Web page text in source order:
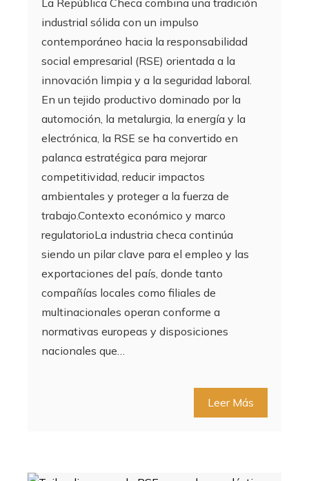
industrial sólida con un impulso
contemporáneo hacia la responsabilidad
social empresarial (RSE) orientada a la
innovación limpia y a la seguridad laboral.
En un tejido productivo dominado por la
automoción, la metalurgia, la energía y la
electrónica, la RSE se ha convertido en
palanca estratégica para mejorar
competitividad, reducir impactos
ambientales y proteger a la fuerza de
trabajo.Contexto económico y marco
regulatorioLa industria checa continúa
siendo un pilar clave para el empleo y las
exportaciones del país, donde tanto
compañías locales como filiales de
multinacionales operan conforme a
normativas europeas y disposiciones
nacionales que…
Leer Más